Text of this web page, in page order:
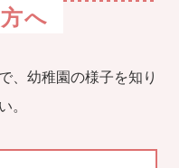
へ
、幼稚園の様子を知り